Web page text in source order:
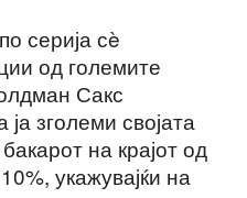
серија сè
од големите
Сакс
зголеми својата
на крајот од
укажувајќи на